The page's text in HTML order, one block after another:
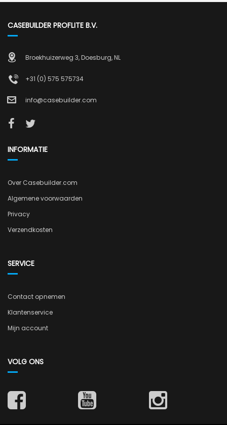
CASEBUILDER PROFLITE B.V.
Broekhuizerweg 3, Doesburg, NL
+31 (0) 575 575734
info@casebuilder.com
INFORMATIE
Over Casebuilder.com
Algemene voorwaarden
Privacy
Verzendkosten
SERVICE
Contact opnemen
Klantenservice
Mijn account
VOLG ONS